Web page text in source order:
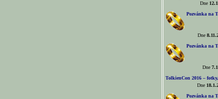
Dne
Pozvánka na
Dne
Pozvánka na
Dne
TolkienCon 2016 –
Dne
Pozvánka na